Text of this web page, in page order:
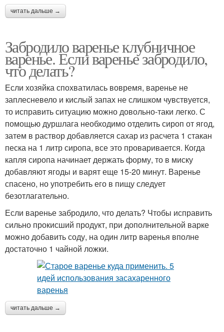
читать дальше →
Забродило варенье клубничное
варенье. Если варенье забродило,
что делать?
Если хозяйка спохватилась вовремя, варенье не
заплесневело и кислый запах не слишком чувствуется,
то исправить ситуацию можно довольно-таки легко. С
помощью дуршлага необходимо отделить сироп от ягод,
затем в раствор добавляется сахар из расчета 1 стакан
песка на 1 литр сиропа, все это проваривается. Когда
капля сиропа начинает держать форму, то в миску
добавляют ягоды и варят еще 15-20 минут. Варенье
спасено, но употребить его в пищу следует
безотлагательно.
Если варенье забродило, что делать? Чтобы исправить
сильно прокисший продукт, при дополнительной варке
можно добавить соду, на один литр варенья вполне
достаточно 1 чайной ложки.
читать дальше →